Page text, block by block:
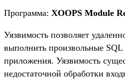
Программа: XOOPS Module
Уязвимость позволяет
выполнить произвольные
приложения. Уязвимость
недостаточной обработки